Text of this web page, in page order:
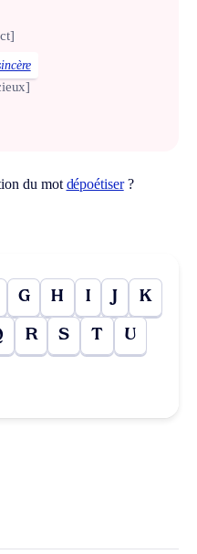
du mot dépoétiser?
G H I J K
R S T U